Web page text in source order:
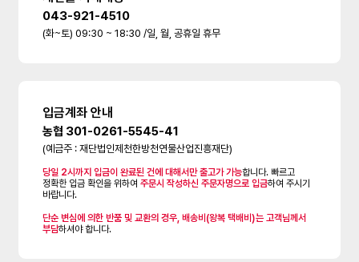
043-921-4510
(화~토) 09:30 ~ 18:30 /일, 월, 공휴일 휴무
입금계좌 안내
농협 301-0261-5545-41
(예금주 : 재단법인제천한방천연물산업진흥재단)
당일 2시까지 입금이 완료된 건에 대해서만 출고가 가능합니다. 빠르고
정확한 입금 확인을 위하여주문시 작성하신 주문자명으로 입금하여 주시기
바랍니다.
단순 변심에 의한 반품 및 교환의 경우, 배송비(왕복 택배비)는 고객님께서
부담하셔야 합니다.